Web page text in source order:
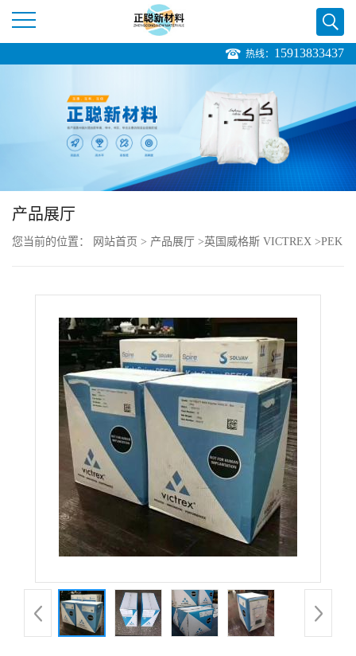
公
品
展
热线： 15913833437
产品展厅
您当前的位置： 网站首页 > 产品展厅 >英国威格斯 VICTREX >PEK